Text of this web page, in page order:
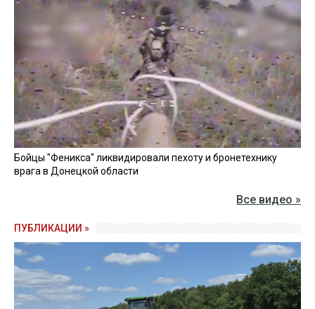
Бойцы "Феникса" ликвидировали пехоту и бронетехнику
врага в Донецкой области
Все видео »
ПУБЛИКАЦИИ »